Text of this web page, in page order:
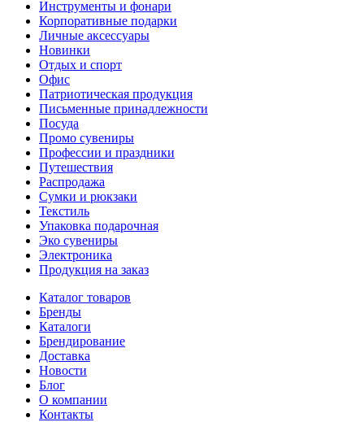
Инструменты и фонари
Корпоративные подарки
Личные аксессуары
Новинки
Отдых и спорт
Офис
Патриотическая продукция
Письменные принадлежности
Посуда
Промо сувениры
Профессии и праздники
Путешествия
Распродажа
Сумки и рюкзаки
Текстиль
Упаковка подарочная
Эко сувениры
Электроника
Продукция на заказ
Каталог товаров
Бренды
Каталоги
Брендирование
Доставка
Новости
Блог
О компании
Контакты